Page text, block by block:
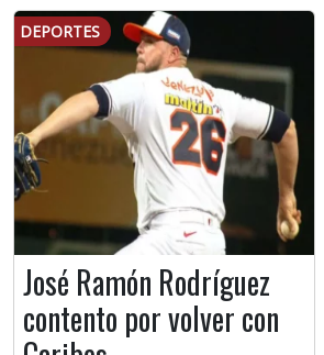
DEPORTES
José Ramón Rodríguez
contento por volver con